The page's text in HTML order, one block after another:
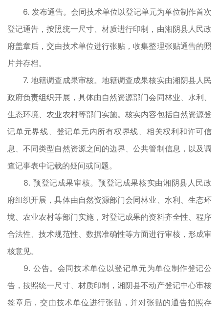
6. 发布通告。会同技术单位以登记单元为单位制作首次
登记通告，按照统一尺寸、材质进行印制，由湘阴县人民政
府盖章后，交由技术单位进行张贴，收集整理张贴通告的照
片并存档。
7. 地籍调查成果审核。地籍调查成果核实由湘阴县人民
政府负责组织开展，具体由自然资源部门会同林业、水利、
生态环境、农业农村等部门实施。核实内容包括自然资源登
记单元界线、登记单元内所有权界线、相关权利和许可信
息、不同类型自然资源之间的边界、公共管制信息，以及调
查记事表中记载的疑问或问题。
8. 预登记成果审核。预登记成果核实由湘阴县人民政
府组织开展，具体由自然资源部门会同林业、水利、生态环
境、农业农村等部门实施，对登记成果的资料齐全性、程序
合法性、技术规范性、数据准确性等方面进行审核，形成审
核意见。
9. 公告。会同技术单位以登记单元为单位制作登记公
告，按照统一尺寸、材质印制，湘阴县不动产登记中心审核
签章后，交由技术单位进行张贴，并对张贴的通告拍照存